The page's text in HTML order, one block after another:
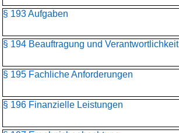
§ 193 Aufgaben
§ 194 Beauftragung und Verantwortlichkeit
§ 195 Fachliche Anforderungen
§ 196 Finanzielle Leistungen